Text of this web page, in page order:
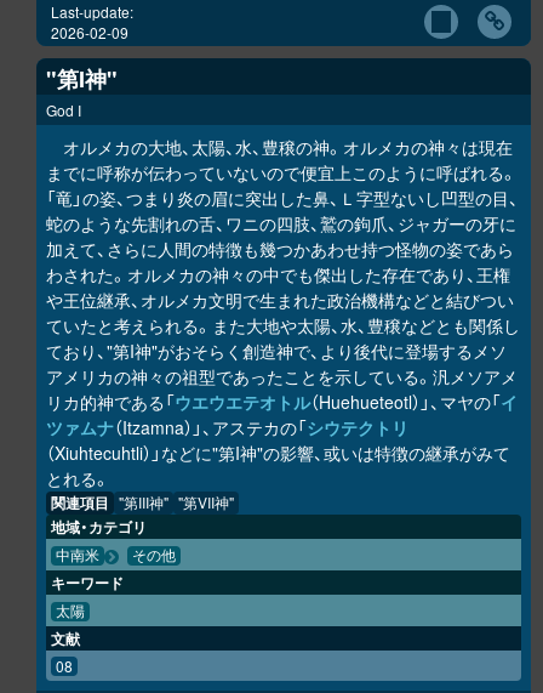
Last-update:
2026-02-09
"第I神"
God I
オルメカの大地、太陽、水、豊穣の神。オルメカの神々は現在
までに呼称が伝わっていないので便宜上このように呼ばれる。
「竜」の姿、つまり炎の眉に突出した鼻、Ｌ字型ないし凹型の目、
蛇のような先割れの舌、ワニの四肢、鷲の鉤爪、ジャガーの牙に
加えて、さらに人間の特徴も幾つかあわせ持つ怪物の姿であら
わされた。オルメカの神々の中でも傑出した存在であり、王権
や王位継承、オルメカ文明で生まれた政治機構などと結びつい
ていたと考えられる。また大地や太陽、水、豊穣などとも関係し
ており、"第I神"がおそらく創造神で、より後代に登場するメソ
アメリカの神々の祖型であったことを示している。汎メソアメ
リカ的神である「ウエウエテオトル（Huehueteotl）」、マヤの「イ
ツァムナ（Itzamna）」、アステカの「シウテクトリ
（Xiuhtecuhtli）」などに"第I神"の影響、或いは特徴の継承がみて
とれる。
関連項目 "第III神" "第VII神"
地域・カテゴリ
中南米 その他
キーワード
太陽
文献
08